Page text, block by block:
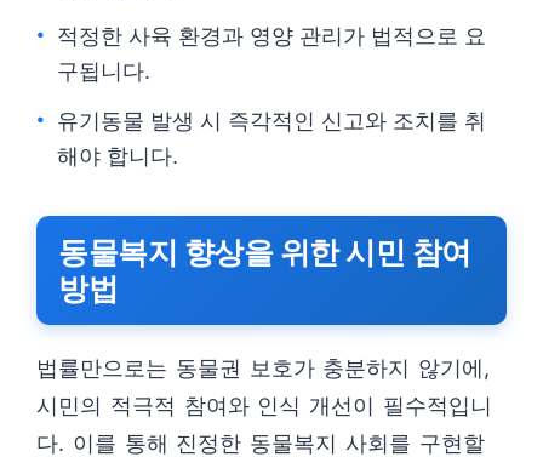
적정한 사육 환경과 영양 관리가 법적으로 요
구됩니다.
유기동물 발생 시 즉각적인 신고와 조치를 취
해야 합니다.
동물복지 향상을 위한 시민 참여
방법
법률만으로는 동물권 보호가 충분하지 않기에,
시민의 적극적 참여와 인식 개선이 필수적입니
다. 이를 통해 진정한 동물복지 사회를 구현할